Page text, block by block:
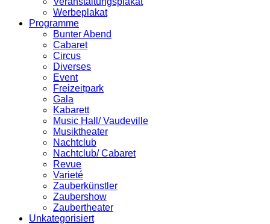
Werbeplakat
Programme
Bunter Abend
Cabaret
Circus
Diverses
Event
Freizeitpark
Gala
Kabarett
Music Hall/ Vaudeville
Musiktheater
Nachtclub
Nachtclub/ Cabaret
Revue
Varieté
Zauberkünstler
Zaubershow
Zaubertheater
Unkategorisiert